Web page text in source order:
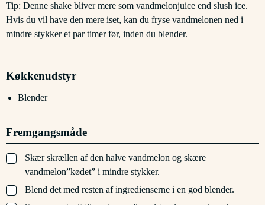
Tip: Denne shake bliver mere som vandmelonjuice end slush ice.
Hvis du vil have den mere iset, kan du fryse vandmelonen ned i
mindre stykker et par timer før, inden du blender.
Køkkenudstyr
Blender
Fremgangsmåde
▢
Skær skrællen af den halve vandmelon og skære
vandmelon”kødet” i mindre stykker.
▢
Blend det med resten af ingredienserne i en god blender.